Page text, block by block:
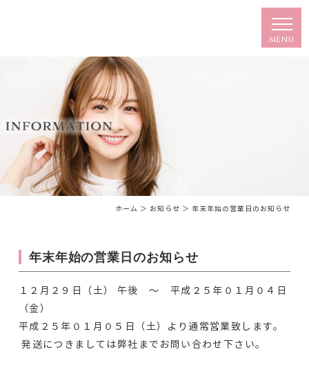
ホーム ＞ お知らせ ＞ 年末年始の営業日のお知らせ
年末年始の営業日のお知らせ
１２月２９日（土） 午後 ～ 平成２５年０１月０４日
（金）
平成２５年０１月０５日（土）より通常営業致します。
発送につきましては弊社までお問い合わせ下さい。